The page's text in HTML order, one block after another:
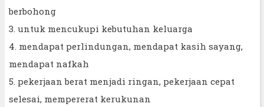
berbohong
3. untuk mencukupi kebutuhan keluarga
4. mendapat perlindungan, mendapat kasih sayang,
mendapat nafkah
5. pekerjaan berat menjadi ringan, pekerjaan cepat
selesai, mempererat kerukunan